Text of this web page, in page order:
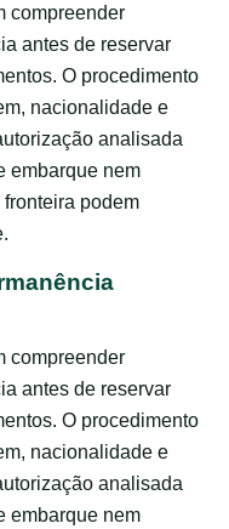
compreender
antes de reservar
O procedimento
nacionalidade e
analisada
embarque nem
podem
compreender
antes de reservar
O procedimento
nacionalidade e
analisada
embarque nem